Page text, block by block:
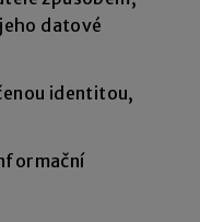
datové
identitou,